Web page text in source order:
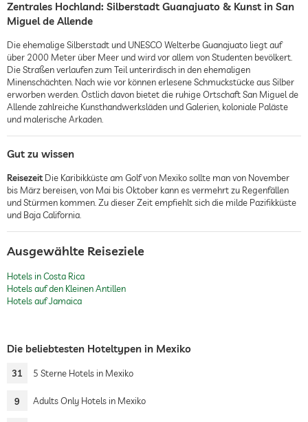
Zentrales Hochland: Silberstadt Guanajuato & Kunst in San
Miguel de Allende
Die ehemalige Silberstadt und UNESCO Welterbe Guanajuato liegt auf
über 2000 Meter über Meer und wird vor allem von Studenten bevölkert.
Die Straßen verlaufen zum Teil unterirdisch in den ehemaligen
Minenschächten. Nach wie vor können erlesene Schmuckstücke aus Silber
erworben werden. Östlich davon bietet die ruhige Ortschaft San Miguel de
Allende zahlreiche Kunsthandwerksläden und Galerien, koloniale Paläste
und malerische Arkaden.
Gut zu wissen
Reisezeit Die Karibikküste am Golf von Mexiko sollte man von November
bis März bereisen, von Mai bis Oktober kann es vermehrt zu Regenfällen
und Stürmen kommen. Zu dieser Zeit empfiehlt sich die milde Pazifikküste
und Baja California.
Ausgewählte Reiseziele
Hotels in Costa Rica
Hotels auf den Kleinen Antillen
Hotels auf Jamaica
Die beliebtesten Hoteltypen in Mexiko
31 5 Sterne Hotels in Mexiko
9 Adults Only Hotels in Mexiko